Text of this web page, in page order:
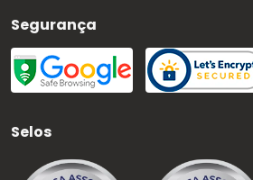
Segurança
Selos